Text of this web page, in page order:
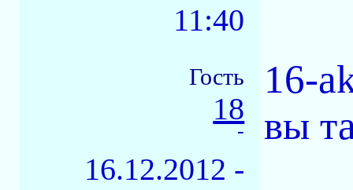
11:40
Гость
18
-
16.12.2012 -
16-
вы